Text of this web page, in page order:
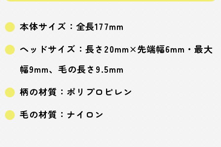
本体サイズ：全長177mm
ヘッドサイズ：長さ20mm×先端幅6mm・最大
幅9mm、毛の長さ9.5mm
柄の材質：ポリプロピレン
毛の材質：ナイロン